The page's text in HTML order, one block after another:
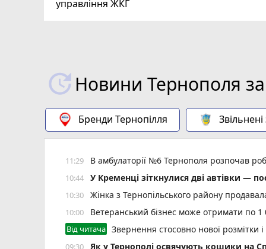
управління ЖКГ
Новини Тернополя за
Бренди Тернопілля
11:29 В амбулаторії №6 Тернополя розпочав
10:44 У Кременці зіткнулися дві автівки —
10:30 Жінка з Тернопільського району
10:00 Ветеранський бізнес може отримати по
Від читача Звернення стосовно нової розмітки
09:30 Як у Тернополі освячують кошики на